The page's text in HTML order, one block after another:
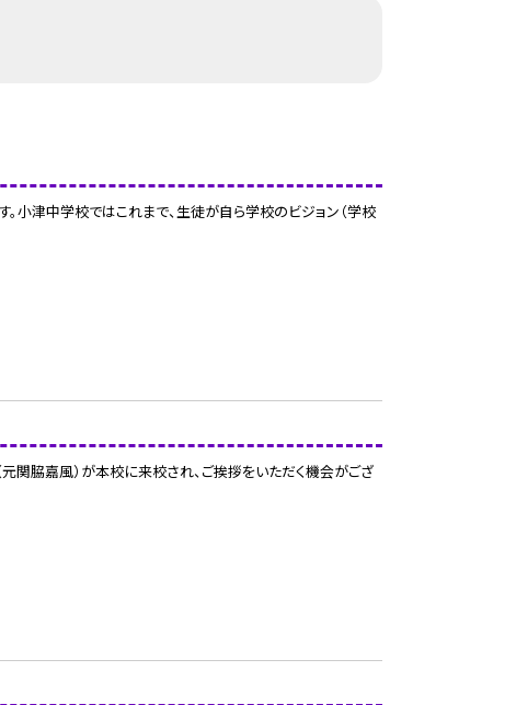
小津中学校ではこれまで、生徒が自ら学校のビジョン（学校
関脇嘉風）が本校に来校され、ご挨拶をいただく機会がござ